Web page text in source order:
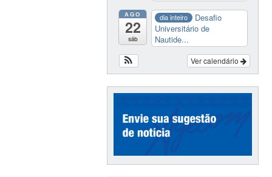
AGO
22
sáb
dia inteiro
Desafio
Universitário de
Nautide...
Ver calendário